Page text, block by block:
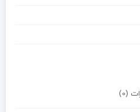
(0)